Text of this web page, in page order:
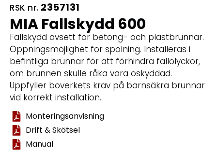
RSK nr. 2357131
MIA Fallskydd 600
Fallskydd avsett för betong- och plastbrunnar.
Öppningsmöjlighet för spolning. Installeras i
befintliga brunnar för att förhindra fallolyckor,
om brunnen skulle råka vara oskyddad.
Uppfyller boverkets krav på barnsäkra brunnar
vid korrekt installation.
Monteringsanvisning
Drift & Skötsel
Manual